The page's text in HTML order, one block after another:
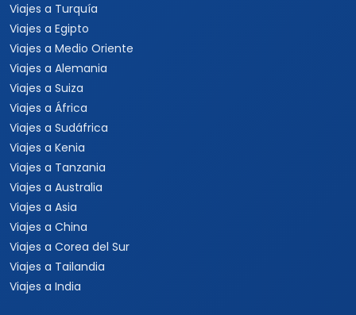
Viajes a Turquía
Viajes a Egipto
Viajes a Medio Oriente
Viajes a Alemania
Viajes a Suiza
Viajes a África
Viajes a Sudáfrica
Viajes a Kenia
Viajes a Tanzania
Viajes a Australia
Viajes a Asia
Viajes a China
Viajes a Corea del Sur
Viajes a Tailandia
Viajes a India